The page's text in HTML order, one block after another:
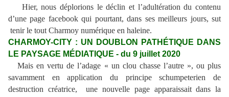
Hier, nous déplorions le déclin et l’adultération du contenu
d’une page facebook qui pourtant, dans ses meilleurs jours, sut
tenir le tout Charmoy numérique en haleine.
CHARMOY-CITY : UN DOUBLON PATHÉTIQUE DANS
LE PAYSAGE MÉDIATIQUE - du 9 juillet 2020
Mais en vertu de l’adage « un clou chasse l’autre », ou plus
savamment en application du principe schumpeterien de
destruction créatrice, une nouvelle page apparaissait dans la